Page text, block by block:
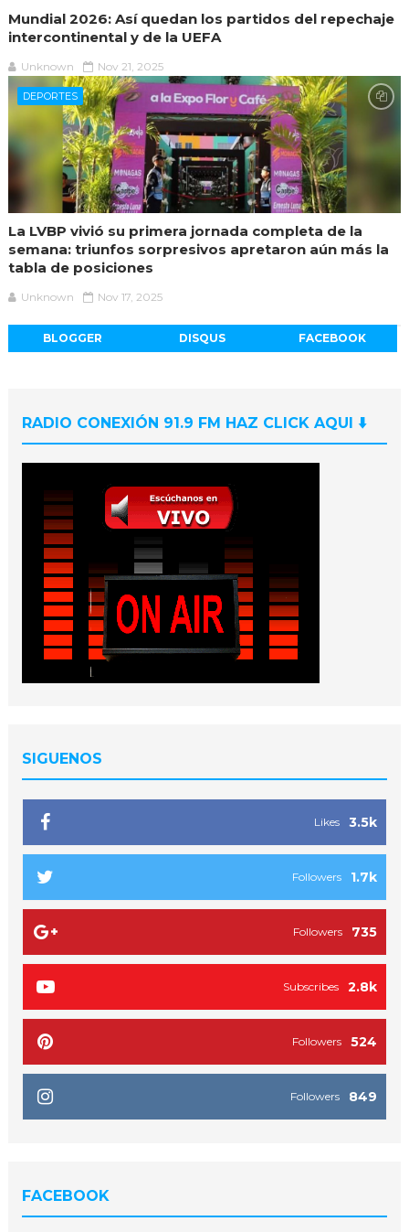
Mundial 2026: Así quedan los partidos del repechaje
intercontinental y de la UEFA
Unknown Nov 21, 2025
DEPORTES
La LVBP vivió su primera jornada completa de la
semana: triunfos sorpresivos apretaron aún más la
tabla de posiciones
Unknown Nov 17, 2025
BLOGGER DISQUS FACEBOOK
RADIO CONEXIÓN 91.9 FM HAZ CLICK AQUI ⬇️
SIGUENOS
3.5k
Likes
1.7k
Followers
735
Followers
2.8k
Subscribes
524
Followers
849
Followers
FACEBOOK